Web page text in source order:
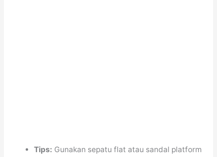
Tips: Gunakan sepatu flat atau sandal platform